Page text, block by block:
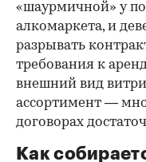
«шаурмичной» у
алкомаркета, и
разрывать
требования к
внешний вид
ассортимент —
договорах
Как